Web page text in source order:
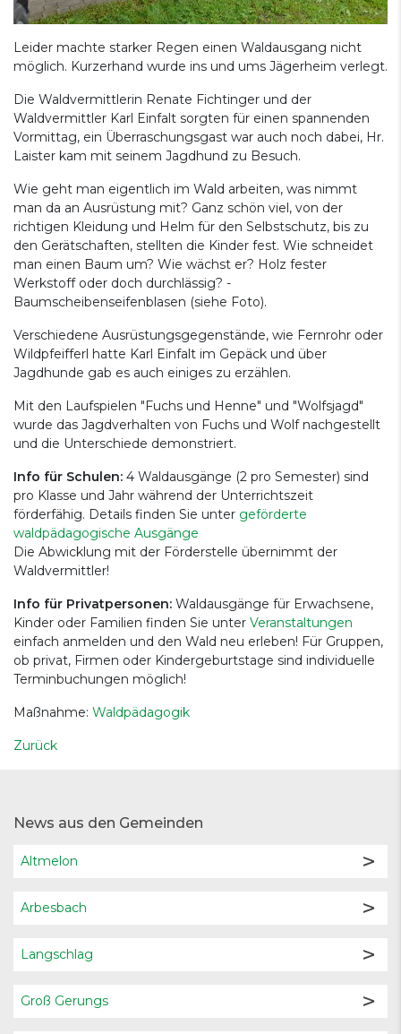
Leider machte starker Regen einen Waldausgang nicht
möglich. Kurzerhand wurde ins und ums Jägerheim verlegt.
Die Waldvermittlerin Renate Fichtinger und der
Waldvermittler Karl Einfalt sorgten für einen spannenden
Vormittag, ein Überraschungsgast war auch noch dabei, Hr.
Laister kam mit seinem Jagdhund zu Besuch.
Wie geht man eigentlich im Wald arbeiten, was nimmt
man da an Ausrüstung mit? Ganz schön viel, von der
richtigen Kleidung und Helm für den Selbstschutz, bis zu
den Gerätschaften, stellten die Kinder fest. Wie schneidet
man einen Baum um? Wie wächst er? Holz fester
Werkstoff oder doch durchlässig? -
Baumscheibenseifenblasen (siehe Foto).
Verschiedene Ausrüstungsgegenstände, wie Fernrohr oder
Wildpfeifferl hatte Karl Einfalt im Gepäck und über
Jagdhunde gab es auch einiges zu erzählen.
Mit den Laufspielen "Fuchs und Henne" und "Wolfsjagd"
wurde das Jagdverhalten von Fuchs und Wolf nachgestellt
und die Unterschiede demonstriert.
Info für Schulen: 4 Waldausgänge (2 pro Semester) sind
pro Klasse und Jahr während der Unterrichtszeit
förderfähig. Details finden Sie unter geförderte
waldpädagogische Ausgänge
Die Abwicklung mit der Förderstelle übernimmt der
Waldvermittler!
Info für Privatpersonen: Waldausgänge für Erwachsene,
Kinder oder Familien finden Sie unter Veranstaltungen
einfach anmelden und den Wald neu erleben! Für Gruppen,
ob privat, Firmen oder Kindergeburtstage sind individuelle
Terminbuchungen möglich!
Maßnahme: Waldpädagogik
Zurück
News aus den Gemeinden
Altmelon
Arbesbach
Langschlag
Groß Gerungs